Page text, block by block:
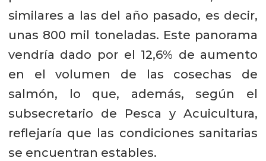
similares a las del año pasado, es decir,
unas 800 mil toneladas. Este panorama
vendría dado por el 12,6% de aumento
en el volumen de las cosechas de
salmón, lo que, además, según el
subsecretario de Pesca y Acuicultura,
reflejaría que las condiciones sanitarias
se encuentran estables.